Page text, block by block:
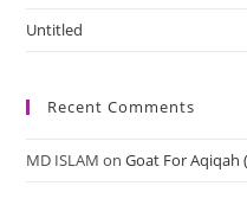
Untitled
Recent Comments
MD ISLAM onGoat For Aqiqah